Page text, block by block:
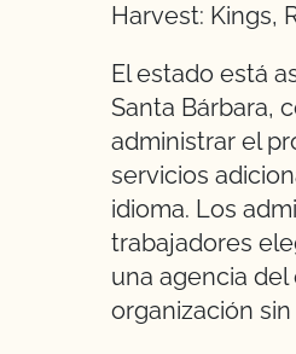
Harvest: Kings,
El estado está
Santa Bárbara,
administrar el
servicios
idioma. Los
trabajadores
una agencia
organización